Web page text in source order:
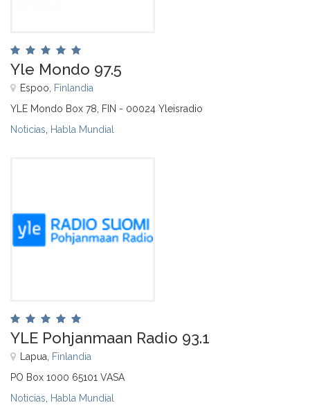
Yle Mondo 97.5
Espoo, Finlandia
YLE Mondo Box 78, FIN - 00024 Yleisradio
Noticias Habla Mundial
YLE Pohjanmaan Radio 93.1
Lapua, Finlandia
PO Box 1000 65101 VASA
Noticias Habla Mundial